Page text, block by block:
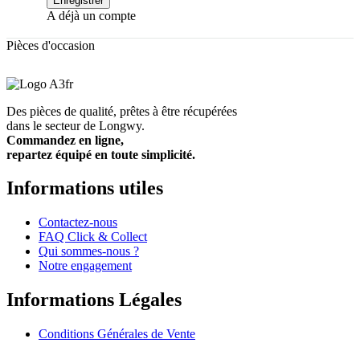
A déjà un compte
Pièces d'occasion
Des pièces de qualité, prêtes à être récupérées
dans le secteur de Longwy.
Commandez en ligne,
repartez équipé en toute simplicité.
Informations utiles
Contactez-nous
FAQ Click & Collect
Qui sommes-nous ?
Notre engagement
Informations Légales
Conditions Générales de Vente